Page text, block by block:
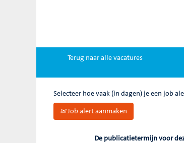
Terug naar alle vacatures
Meer opties weergeven
Selecteer hoe vaak (in dagen) je een job
Job alert aanmaken
De publicatietermijn voor